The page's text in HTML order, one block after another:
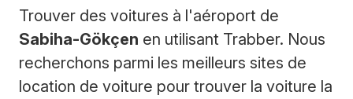
Trouver des voitures à l'aéroport de
Sabiha-Gökçen en utilisant Trabber. Nous
recherchons parmi les meilleurs sites de
location de voiture pour trouver la voiture la